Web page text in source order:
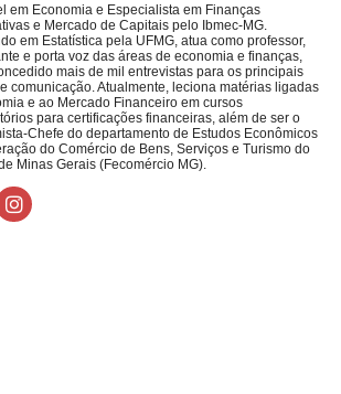
em Economia e Especialista em Finanças
e Mercado de Capitais pelo Ibmec-MG.
em Estatística pela UFMG, atua como professor,
e porta voz das áreas de economia e finanças,
mais de mil entrevistas para os principais
comunicação. Atualmente, leciona matérias ligadas
e ao Mercado Financeiro em cursos
para certificações financeiras, além de ser o
Chefe do departamento de Estudos Econômicos
do Comércio de Bens, Serviços e Turismo do
Minas Gerais (Fecomércio MG).